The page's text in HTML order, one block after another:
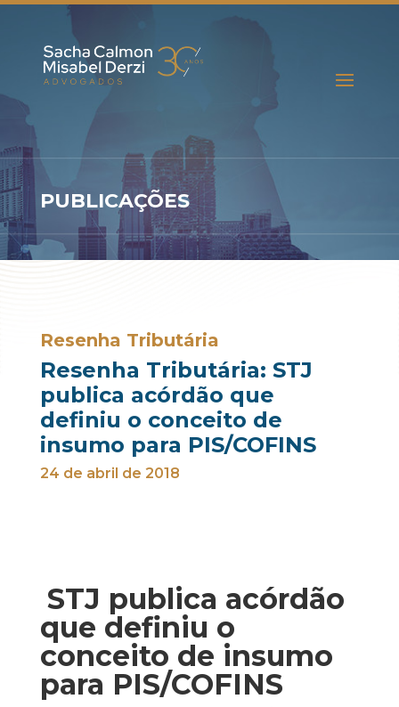
PUBLICAÇÕES
Resenha Tributária
Resenha Tributária: STJ
publica acórdão que
definiu o conceito de
insumo para PIS/COFINS
24 de abril de 2018
STJ publica acórdão
que definiu o
conceito de insumo
para PIS/COFINS